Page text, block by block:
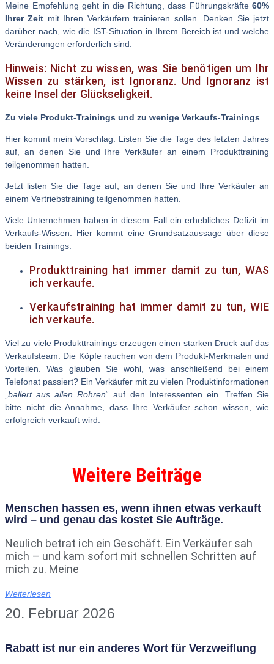
Meine Empfehlung geht in die Richtung, dass Führungskräfte 60%
Ihrer Zeit mit Ihren Verkäufern trainieren sollen. Denken Sie jetzt
darüber nach, wie die IST-Situation in Ihrem Bereich ist und welche
Veränderungen erforderlich sind.
Hinweis: Nicht zu wissen, was Sie benötigen um Ihr
Wissen zu stärken, ist Ignoranz. Und Ignoranz ist
keine Insel der Glückseligkeit.
Zu viele Produkt-Trainings und zu wenige Verkaufs-Trainings
Hier kommt mein Vorschlag. Listen Sie die Tage des letzten Jahres
auf, an denen Sie und Ihre Verkäufer an einem Produkttraining
teilgenommen hatten.
Jetzt listen Sie die Tage auf, an denen Sie und Ihre Verkäufer an
einem Vertriebstraining teilgenommen hatten.
Viele Unternehmen haben in diesem Fall ein erhebliches Defizit im
Verkaufs-Wissen. Hier kommt eine Grundsatzaussage über diese
beiden Trainings:
Produkttraining hat immer damit zu tun, WAS
ich verkaufe.
Verkaufstraining hat immer damit zu tun, WIE
ich verkaufe.
Viel zu viele Produkttrainings erzeugen einen starken Druck auf das
Verkaufsteam. Die Köpfe rauchen von dem Produkt-Merkmalen und
Vorteilen. Was glauben Sie wohl, was anschließend bei einem
Telefonat passiert? Ein Verkäufer mit zu vielen Produktinformationen
„ballert aus allen Rohren“ auf den Interessenten ein. Treffen Sie
bitte nicht die Annahme, dass Ihre Verkäufer schon wissen, wie
erfolgreich verkauft wird.
Weitere Beiträge
Menschen hassen es, wenn ihnen etwas verkauft
wird – und genau das kostet Sie Aufträge.
Neulich betrat ich ein Geschäft. Ein Verkäufer sah
mich – und kam sofort mit schnellen Schritten auf
mich zu. Meine
Weiterlesen
20. Februar 2026
Rabatt ist nur ein anderes Wort für Verzweiflung